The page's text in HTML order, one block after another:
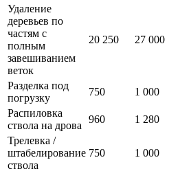
Удаление
деревьев по
частям с
полным
завешиванием
веток
20 250 27 000
Разделка под
погрузку
750 1 000
Распиловка
ствола на дрова
960 1 280
Трелевка /
штабелирование
ствола
750 1 000